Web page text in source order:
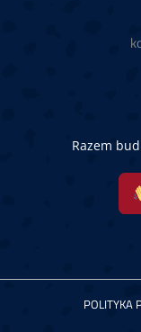
Razem
POLITYKA